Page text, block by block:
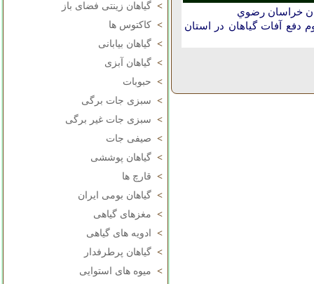
> گیاهان زینتی فضای باز
> کاکتوس ها
> گیاهان بیابانی
> گیاهان آبزی
> حبوبات
> سبزی جات برگی
> سبزی جات غیر برگی
> صیفی جات
> گیاهان پوششی
> قارچ ها
> گیاهان بومی ایران
> مغزهای گیاهی
>
ادویه های گیاهی
> گیاهان پرطرفدار
> میوه های استوایی
خراسان رضوي
آفات گیاهان در استان